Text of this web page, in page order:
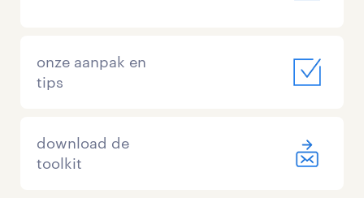
onze aanpak en
tips
download de
toolkit